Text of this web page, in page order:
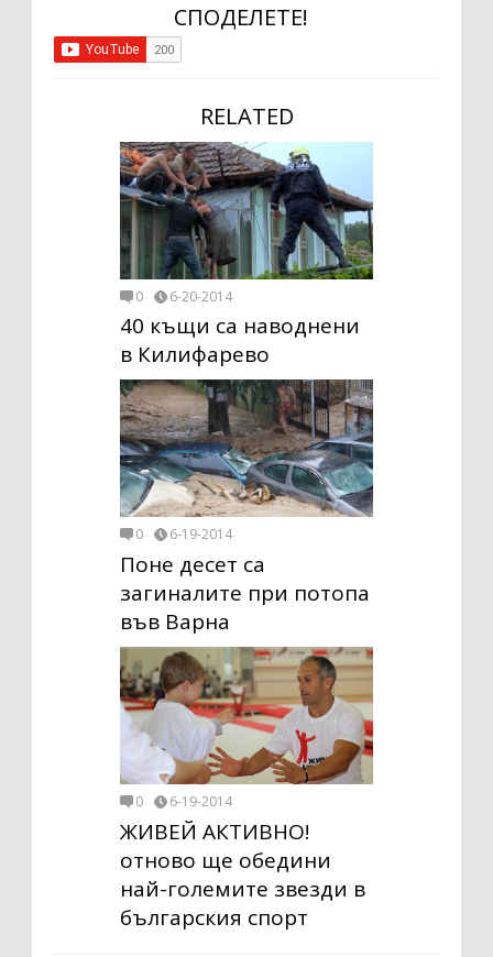
СПОДЕЛЕТЕ!
RELATED
0 6-20-2014
40 къщи са наводнени
в Килифарево
0 6-19-2014
Поне десет са
загиналите при потопа
във Варна
0 6-19-2014
ЖИВЕЙ АКТИВНО!
отново ще обедини
най-големите звезди в
българския спорт